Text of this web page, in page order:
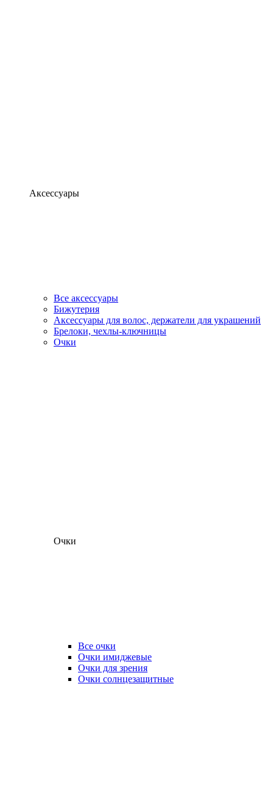
Аксессуары
Все аксессуары
Бижутерия
Аксессуары для волос, держатели для украшений
Брелоки, чехлы-ключницы
Очки
Очки
Все очки
Очки имиджевые
Очки для зрения
Очки солнцезащитные